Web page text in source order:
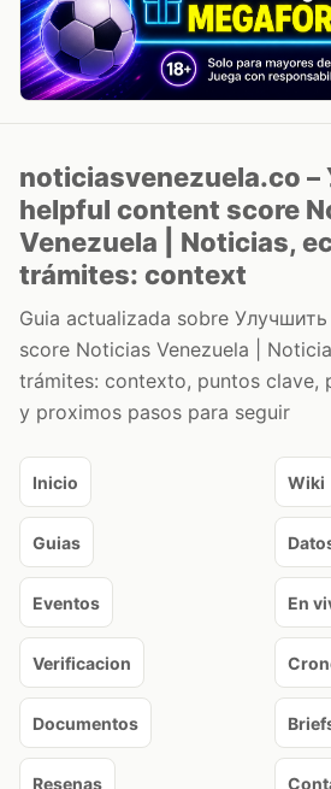
noticiasvenezuela.co –
helpful content score
Venezuela | Noticias,
trámites: context
Guia actualizada sobre
score Noticias Venezuela |
trámites: contexto, puntos clave,
y proximos pasos para seguir
Inicio Wiki
Guias
Eventos En
Verificacion
Documentos
Resenas